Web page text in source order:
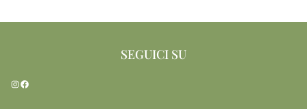
SEGUICI SU
Instagram
Facebook